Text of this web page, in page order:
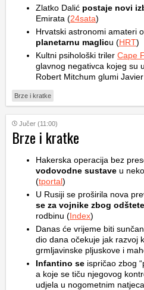
Zlatko Dalić postaje novi
Emirata (24sata)
Hrvatski astronomi amateri
planetarnu maglicu (HRT)
Kultni psihološki triler Cape
glavnog negativca kojeg su
Robert Mitchum glumi
Brze i kratke
Jučer (11:00)
Brze i kratke
Hakerska operacija bez
vodovodne sustave u
(tportal)
U Rusiji se proširila nova
se za vojnike zbog odštete
rodbinu (Index)
Danas će vrijeme biti
dio dana očekuje jak razvoj
grmljavinske pljuskove i
Infantino se ispričao zbog
a koje se tiču njegovog
udjela u nogometnim